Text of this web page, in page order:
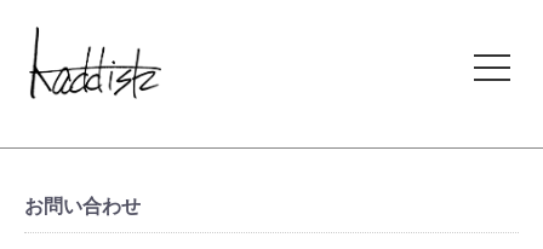
kaddish development store
お問い合わせ